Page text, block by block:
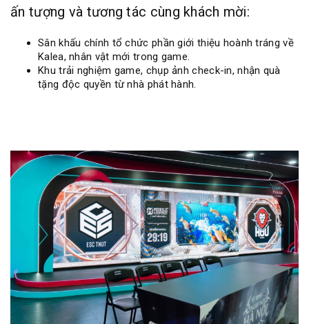
ấn tượng và tương tác cùng khách mời:
Sân khấu chính tổ chức phần giới thiệu hoành tráng về
Kalea, nhân vật mới trong game.
Khu trải nghiệm game, chụp ảnh check-in, nhận quà
tặng độc quyền từ nhà phát hành.